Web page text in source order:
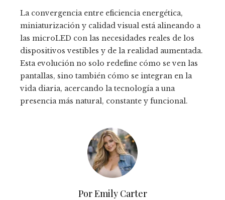
La convergencia entre eficiencia energética,
miniaturización y calidad visual está alineando a
las microLED con las necesidades reales de los
dispositivos vestibles y de la realidad aumentada.
Esta evolución no solo redefine cómo se ven las
pantallas, sino también cómo se integran en la
vida diaria, acercando la tecnología a una
presencia más natural, constante y funcional.
Por Emily Carter